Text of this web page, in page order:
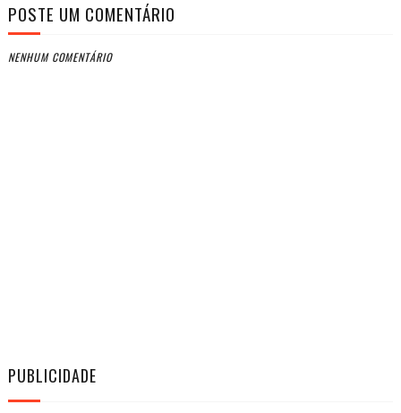
POSTE UM COMENTÁRIO
NENHUM COMENTÁRIO
PUBLICIDADE